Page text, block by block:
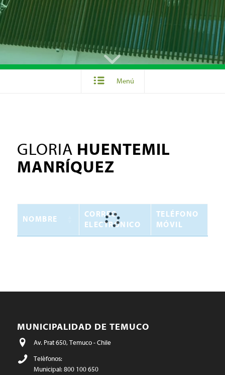
Menú
GLORIA HUENTEMIL
MANRÍQUEZ
NOMBRE
CORREO
ELECTRÓNICO
TELÉFONO
MÓVIL
MUNICIPALIDAD DE TEMUCO
Av. Prat 650, Temuco - Chile
Teléfonos:
Municipal: 800 100 650